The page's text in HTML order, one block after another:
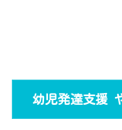
幼児発達支援